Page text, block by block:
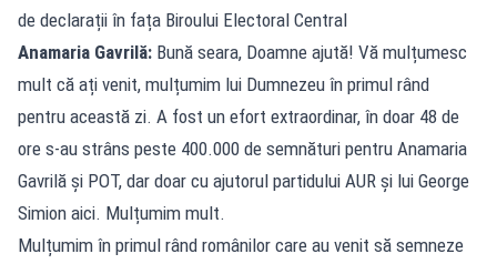
de declarații în fața Biroului Electoral Central
Anamaria Gavrilă: Bună seara, Doamne ajută! Vă mulțumesc
mult că ați venit, mulțumim lui Dumnezeu în primul rând
pentru această zi. A fost un efort extraordinar, în doar 48 de
ore s-au strâns peste 400.000 de semnături pentru Anamaria
Gavrilă și POT, dar doar cu ajutorul partidului AUR și lui George
Simion aici. Mulțumim mult.
Mulțumim în primul rând românilor care au venit să semneze